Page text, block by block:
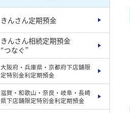
きんさん定期預金
きんさん相続定期預金
“つなぐ”
大阪府・兵庫県・京都府下店舗限
定特別金利定期預金
滋賀・和歌山・奈良・岐阜・長崎
県下店舗限定特別金利定期預金